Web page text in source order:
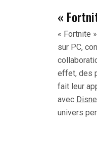
«
« Fortnite
sur PC,
effet, des
fait leur
avec
univers